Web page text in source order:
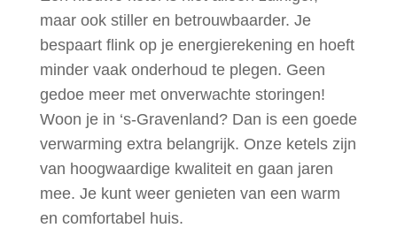
maar ook stiller en betrouwbaarder. Je
bespaart flink op je energierekening en hoeft
minder vaak onderhoud te plegen. Geen
gedoe meer met onverwachte storingen!
Woon je in ‘s-Gravenland? Dan is een goede
verwarming extra belangrijk. Onze ketels zijn
van hoogwaardige kwaliteit en gaan jaren
mee. Je kunt weer genieten van een warm
en comfortabel huis.